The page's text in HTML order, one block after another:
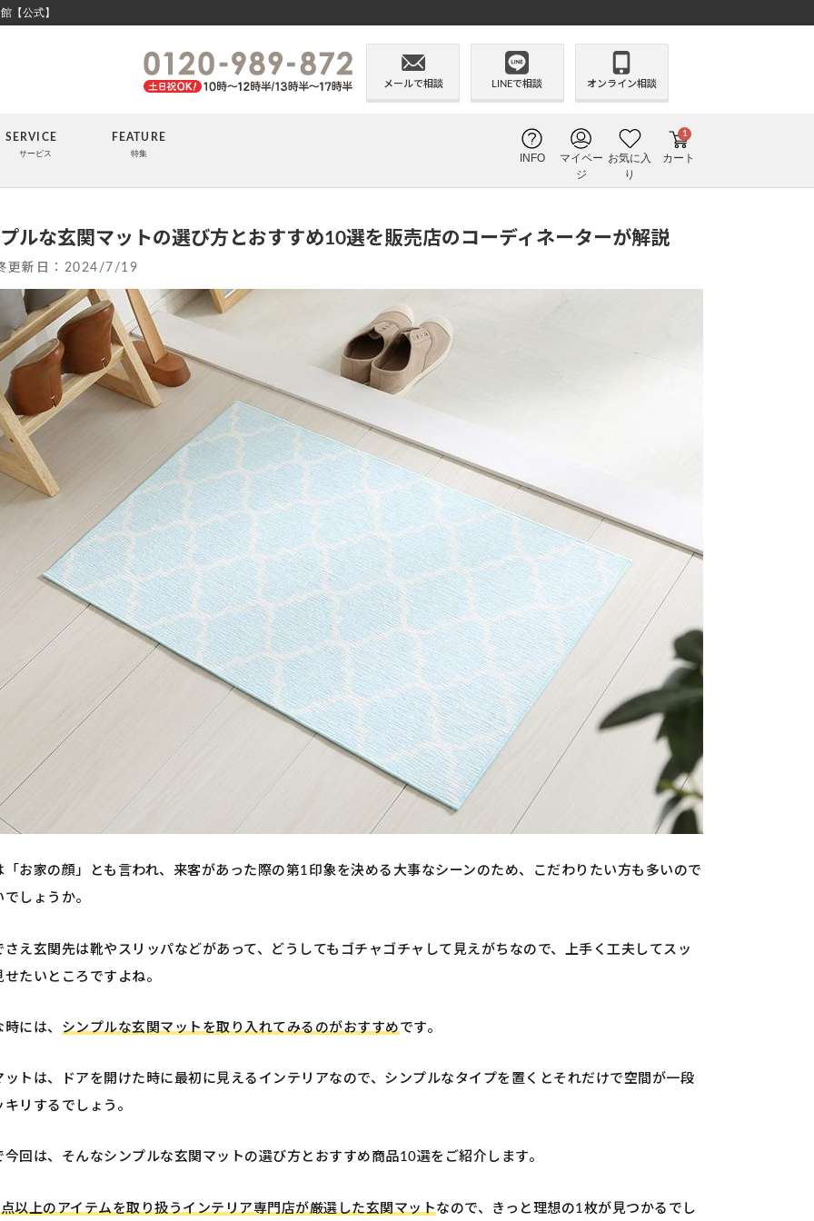
【公式】
メールで相談 LINEで相談 オンライン相談
SERVICE
サービス
FEATURE
特集 INFO
マイペー
ジ
お気に入
り
1
カート
ルな玄関マットの選び方とおすすめ10選を販売店のコーディネーターが解説
更新日： 2024/7/19
「お家の顔」とも言われ、来客があった際の第1印象を決める大事なシーンのため、こだわりたい方も多いので
しょうか。
さえ玄関先は靴やスリッパなどがあって、どうしてもゴチャゴチャして見えがちなので、上手く工夫してスッ
せたいところですよね。
には、 シンプルな玄関マットを取り入れてみるのがおすすめ です。
ットは、ドアを開けた時に最初に見えるインテリアなので、シンプルなタイプを置くとそれだけで空間が一段
キリするでしょう。
今回は、そんなシンプルな玄関マットの選び方とおすすめ商品10選をご紹介します。
以上のアイテムを取り扱うインテリア専門店が厳選した玄関マット なので、きっと理想の1枚が見つかるでし